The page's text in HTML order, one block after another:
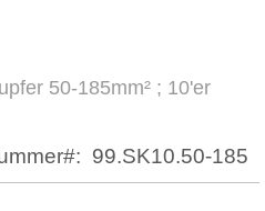
50-185mm² ; 10'er
99.SK10.50-185